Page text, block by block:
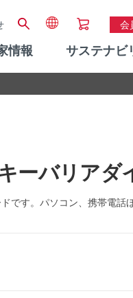
会
情報 サステナビ
ーバリアダ
です。パソコン、携帯電話